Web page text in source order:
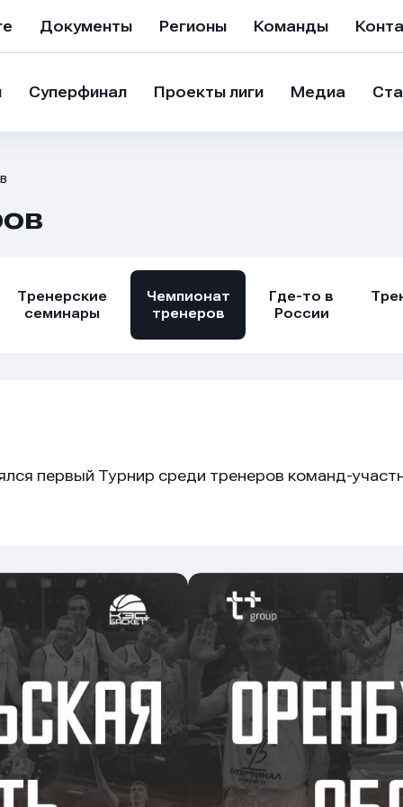
Документы Регионы Команды
Суперфинал Проекты лиги Медиа
Тренерские
семинары
Чемпионат
тренеров
Где-то в
России
первый Турнир среди тренеров команд-